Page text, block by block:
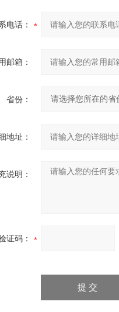
电话：
邮箱：
省份：
地址：
说明：
证码：